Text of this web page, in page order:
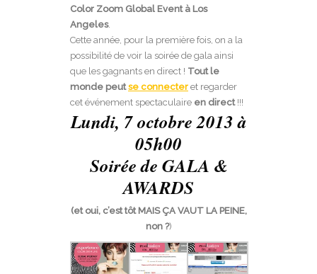
Color Zoom Global Event à Los
Angeles.
Cette année, pour la première fois, on a la
possibilité de voir la soirée de gala ainsi
que les gagnants en direct ! Tout le
monde peutse connecter et regarder
cet événement spectaculaire en direct!!!
Lundi, 7 octobre 2013 à
05h00
Soirée de GALA &
AWARDS
(et oui, c’est tôt MAIS ÇA VAUT LA PEINE,
non ?)